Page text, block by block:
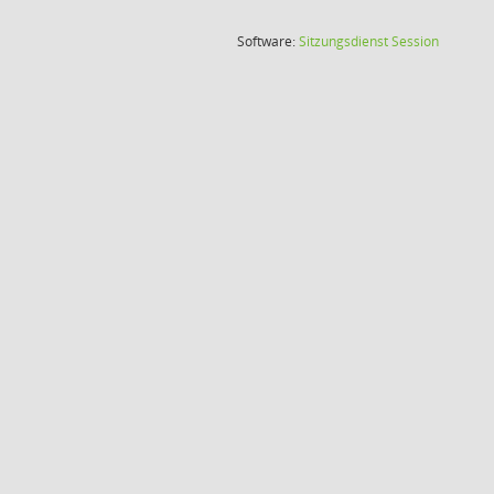
Software:SitzungsdienstSession(Wird in